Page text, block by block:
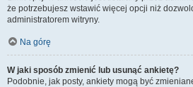
że potrzebujesz wstawić więcej opcji niż
administratorem witryny.
Na górę
W jaki sposób zmienić lub usunąć ankietę?
Podobnie, jak posty, ankiety mogą być